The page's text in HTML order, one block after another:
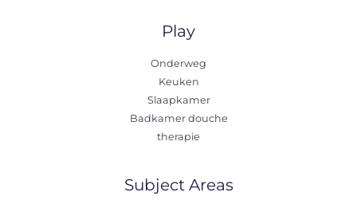
Play
Onderweg
Keuken
Slaapkamer
Badkamer douche
therapie
Subject Areas